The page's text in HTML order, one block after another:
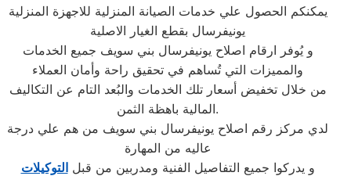
يمكنكم الحصول علي خدمات الصيانة المنزلية للاجهزة المنزلية
يونيفرسال بقطع الغيار الاصلية
و يُوفر ارقام اصلاح يونيفرسال بني سويف جميع الخدمات
والمميزات التي تُساهم في تحقيق راحة وأمان العملاء
من خلال تخفيض أسعار تلك الخدمات والبُعد التام عن التكاليف
المالية باهظة الثمن.
لدي مركز رقم اصلاح يونيفرسال بني سويف من هم علي درجة
عاليه من المهارة
و يدركوا جميع التفاصيل الفنية ومدربين من قبلالتوكيلات